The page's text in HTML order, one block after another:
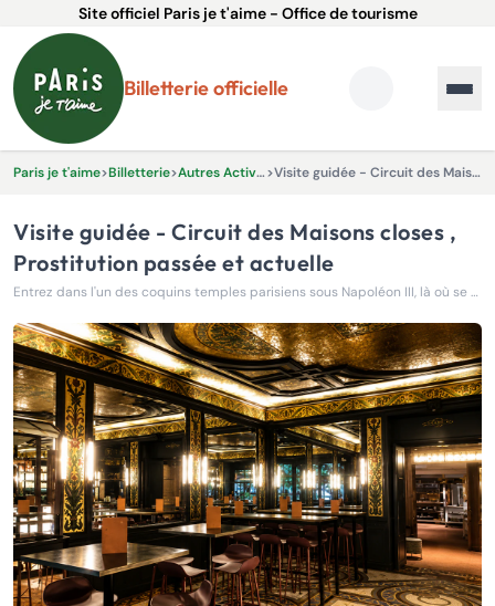
Site officiel Paris je t'aime - Office de tourisme
Billetterie officielle
Paris je t'aime>Billetterie> Autres Activités & Expériences> Visite guidée - Circuit des Maisons closes , Prostitution passée et actuelle
Visite guidée - Circuit des Maisons closes ,
Prostitution passée et actuelle
Entrez dans l'un des coquins temples parisiens sous Napoléon III, là où se croisaient les mythiques mondaines et les hommes d'influence